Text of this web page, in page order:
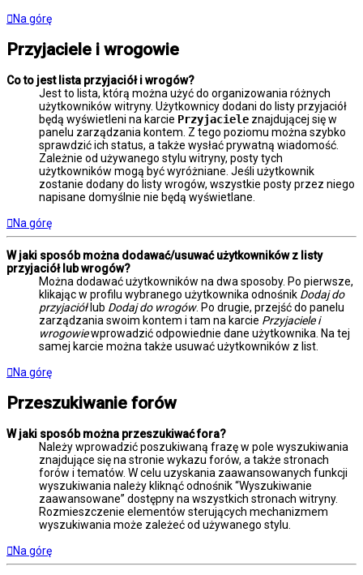
Na górę
Przyjaciele i wrogowie
Co to jest lista przyjaciół i wrogów?
Jest to lista, którą można użyć do organizowania różnych
użytkowników witryny. Użytkownicy dodani do listy przyjaciół
będą wyświetleni na karcie Przyjaciele znajdującej się w
panelu zarządzania kontem. Z tego poziomu można szybko
sprawdzić ich status, a także wysłać prywatną wiadomość.
Zależnie od używanego stylu witryny, posty tych
użytkowników mogą być wyróżniane. Jeśli użytkownik
zostanie dodany do listy wrogów, wszystkie posty przez niego
napisane domyślnie nie będą wyświetlane.
Na górę
W jaki sposób można dodawać/usuwać użytkowników z listy
przyjaciół lub wrogów?
Można dodawać użytkowników na dwa sposoby. Po pierwsze,
klikając w profilu wybranego użytkownika odnośnik Dodaj do
przyjaciółlub Dodaj do wrogów. Po drugie, przejść do panelu
zarządzania swoim kontem i tam na karcie Przyjaciele i
wrogowiewprowadzić odpowiednie dane użytkownika. Na tej
samej karcie można także usuwać użytkowników z list.
Na górę
Przeszukiwanie forów
W jaki sposób można przeszukiwać fora?
Należy wprowadzić poszukiwaną frazę w pole wyszukiwania
znajdujące się na stronie wykazu forów, a także stronach
forów i tematów. W celu uzyskania zaawansowanych funkcji
wyszukiwania należy kliknąć odnośnik “Wyszukiwanie
zaawansowane” dostępny na wszystkich stronach witryny.
Rozmieszczenie elementów sterujących mechanizmem
wyszukiwania może zależeć od używanego stylu.
Na górę